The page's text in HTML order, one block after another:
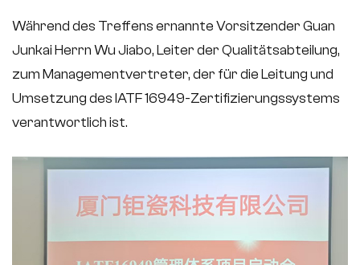
Während des Treffens ernannte Vorsitzender Guan
Junkai Herrn Wu Jiabo, Leiter der Qualitätsabteilung,
zum Managementvertreter, der für die Leitung und
Umsetzung des IATF 16949-Zertifizierungssystems
verantwortlich ist.